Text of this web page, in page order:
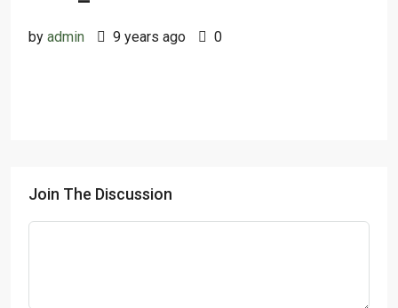
by admin 9 years ago 0
Join The Discussion